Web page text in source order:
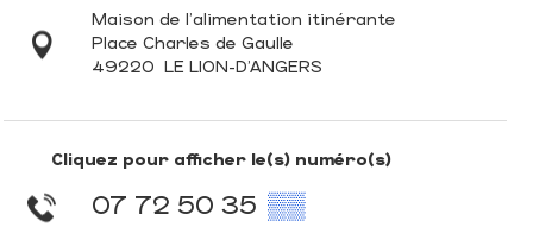
Maison de l'alimentation itinérante
Place Charles de Gaulle
49220 LE LION-D'ANGERS
Cliquez pour afficher le(s) numéro(s)
07 72 50 35 ▒▒